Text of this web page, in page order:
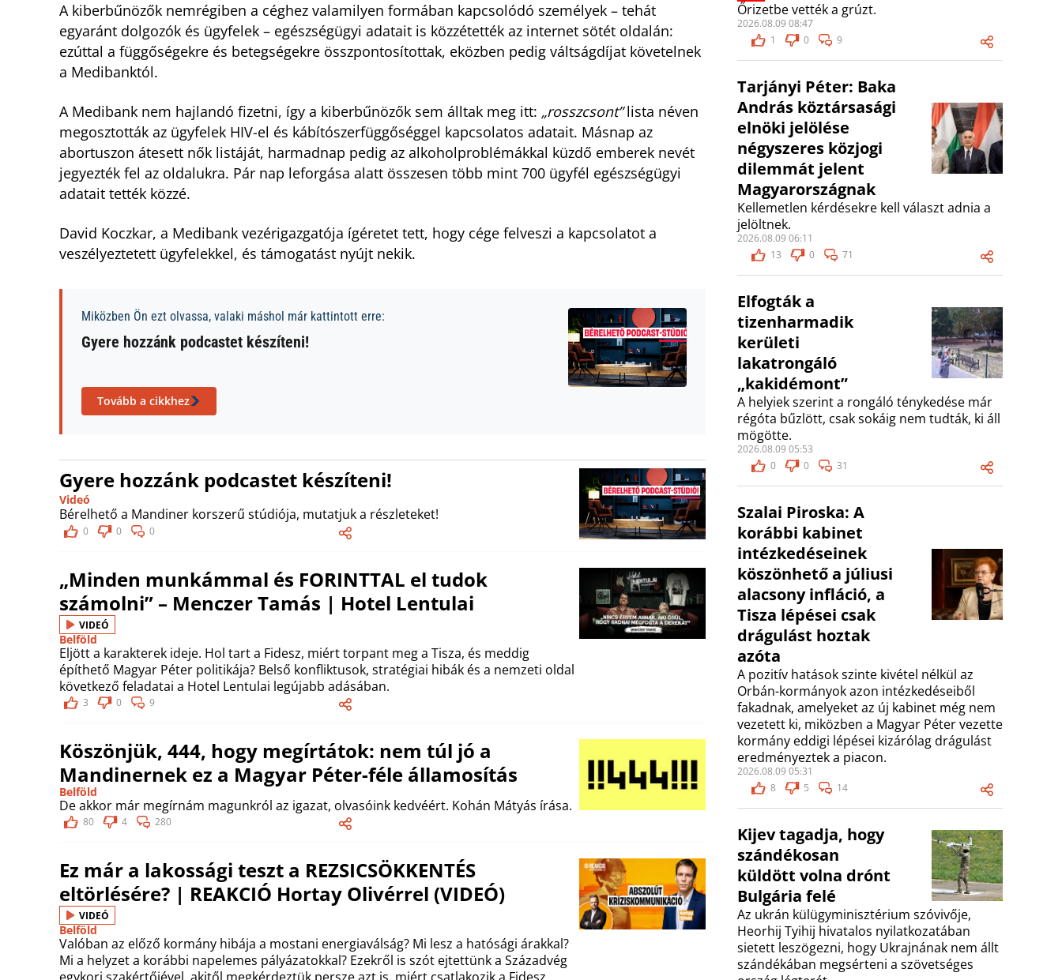
A kiberbűnözők nemrégiben a céghez valamilyen formában kapcsolódó személyek – tehát
egyaránt dolgozók és ügyfelek – egészségügyi adatait is közzétették az internet sötét oldalán:
ezúttal a függőségekre és betegségekre összpontosítottak, eközben pedig váltságdíjat követelnek
a Medibanktól.
A Medibank nem hajlandó fizetni, így a kiberbűnözők sem álltak meg itt: „rosszcsont”lista néven
megosztották az ügyfelek HIV-el és kábítószerfüggőséggel kapcsolatos adatait. Másnap az
abortuszon átesett nők listáját, harmadnap pedig az alkoholproblémákkal küzdő emberek nevét
jegyezték fel az oldalukra. Pár nap leforgása alatt összesen több mint 700 ügyfél egészségügyi
adatait tették közzé.
David Koczkar, a Medibank vezérigazgatója ígéretet tett, hogy cége felveszi a kapcsolatot a
veszélyeztetett ügyfelekkel, és támogatást nyújt nekik.
Miközben Ön ezt olvassa, valaki máshol már kattintott erre:
Gyere hozzánk podcastet készíteni!
Tovább a cikkhez
Gyere hozzánk podcastet készíteni!
Videó
Bérelhető a Mandiner korszerű stúdiója, mutatjuk a részleteket!
0 0 0
„Minden munkámmal és FORINTTAL el tudok
számolni” – Menczer Tamás | Hotel Lentulai
VIDEÓ
Belföld
Eljött a karakterek ideje. Hol tart a Fidesz, miért torpant meg a Tisza, és meddig
építhető Magyar Péter politikája? Belső konfliktusok, stratégiai hibák és a nemzeti oldal
következő feladatai a Hotel Lentulai legújabb adásában.
3 0 9
Köszönjük, 444, hogy megírtátok: nem túl jó a
Mandinernek ez a Magyar Péter-féle államosítás
Belföld
De akkor már megírnám magunkról az igazat, olvasóink kedvéért. Kohán Mátyás írása.
80 4 280
Ez már a lakossági teszt a REZSICSÖKKENTÉS
eltörlésére? | REAKCIÓ Hortay Olivérrel (VIDEÓ)
VIDEÓ
Belföld
Valóban az előző kormány hibája a mostani energiaválság? Mi lesz a hatósági árakkal?
Mi a helyzet a korábbi napelemes pályázatokkal? Ezekről is szót ejtettünk a Századvég
Őrizetbe vették a grúzt.
2026.08.09 08:47
1
0 9
Tarjányi Péter: Baka
András köztársasági
elnöki jelölése
négyszeres közjogi
dilemmát jelent
Magyarországnak
Kellemetlen kérdésekre kell választ adnia a
jelöltnek.
2026.08.09 06:11
13
0 71
Elfogták a
tizenharmadik
kerületi
lakatrongáló
„kakidémont”
A helyiek szerint a rongáló ténykedése már
régóta bűzlött, csak sokáig nem tudták, ki áll
mögötte.
2026.08.09 05:53
0
0 31
Szalai Piroska: A
korábbi kabinet
intézkedéseinek
köszönhető a júliusi
alacsony infláció, a
Tisza lépései csak
drágulást hoztak
azóta
A pozitív hatások szinte kivétel nélkül az
Orbán-kormányok azon intézkedéseiből
fakadnak, amelyeket az új kabinet még nem
vezetett ki, miközben a Magyar Péter vezette
kormány eddigi lépései kizárólag drágulást
eredményeztek a piacon.
2026.08.09 05:31
8
5 14
Kijev tagadja, hogy
szándékosan
küldött volna drónt
Bulgária felé
Az ukrán külügyminisztérium szóvivője,
Heorhij Tyihij hivatalos nyilatkozatában
sietett leszögezni, hogy Ukrajnának nem állt
szándékában megsérteni a szövetséges